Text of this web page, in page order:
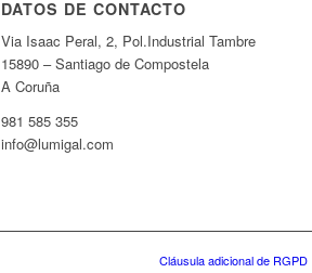
DATOS DE CONTACTO
Via Isaac Peral, 2, Pol.Industrial Tambre
15890 – Santiago de Compostela
A Coruña
981 585 355
info@lumigal.com
Cláusula adicional de RGPD